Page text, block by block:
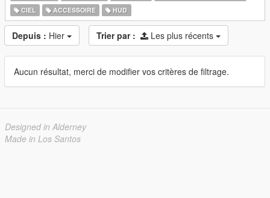
CIEL
ACCESSOIRE HUD
Depuis : Hier Trier par : Les plus récents
Aucun résultat, merci de modifier vos critères de filtrage.
Designed in Alderney
Made in Los Santos